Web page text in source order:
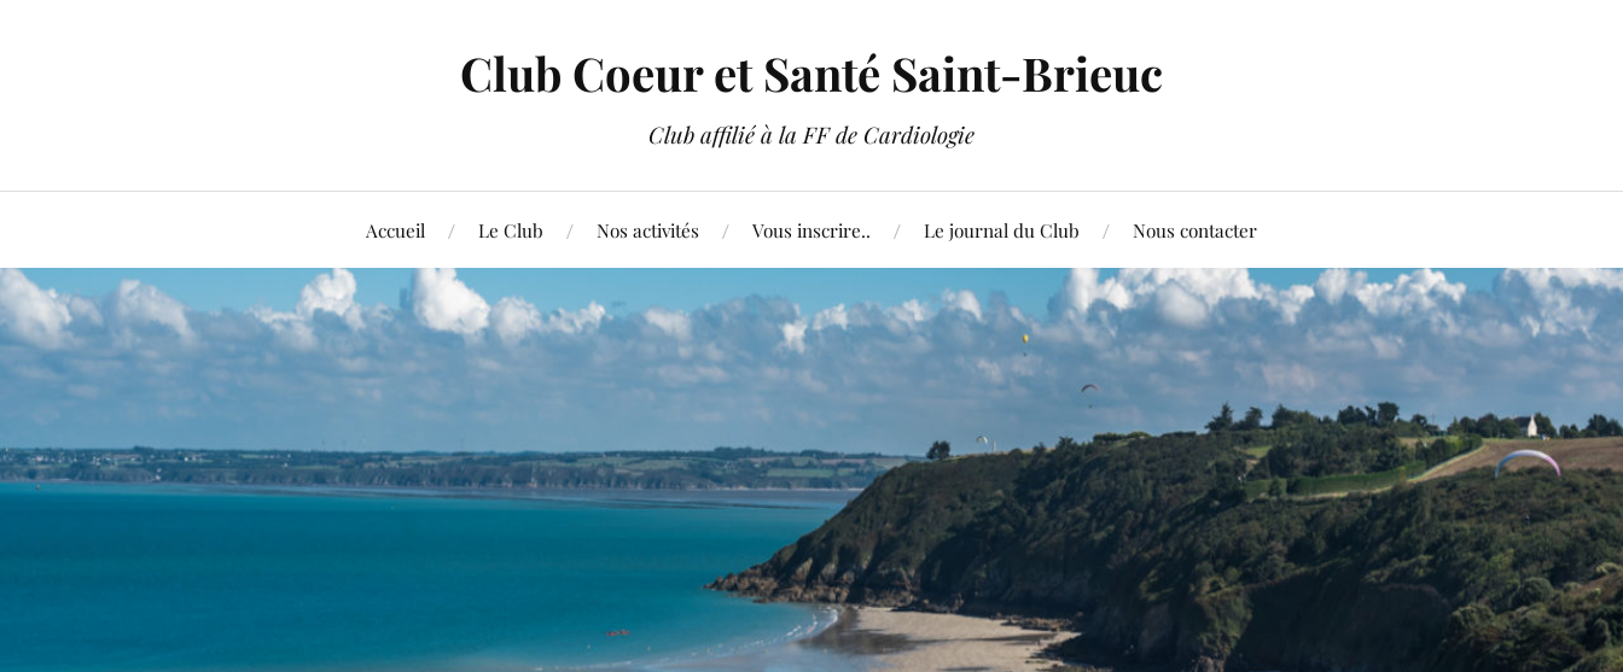
Club Coeur et Santé Saint-Brieuc
Club affilié à la FF de Cardiologie
Accueil Le Club Nos activités Vous inscrire.. Le journal du Club Nous contacter